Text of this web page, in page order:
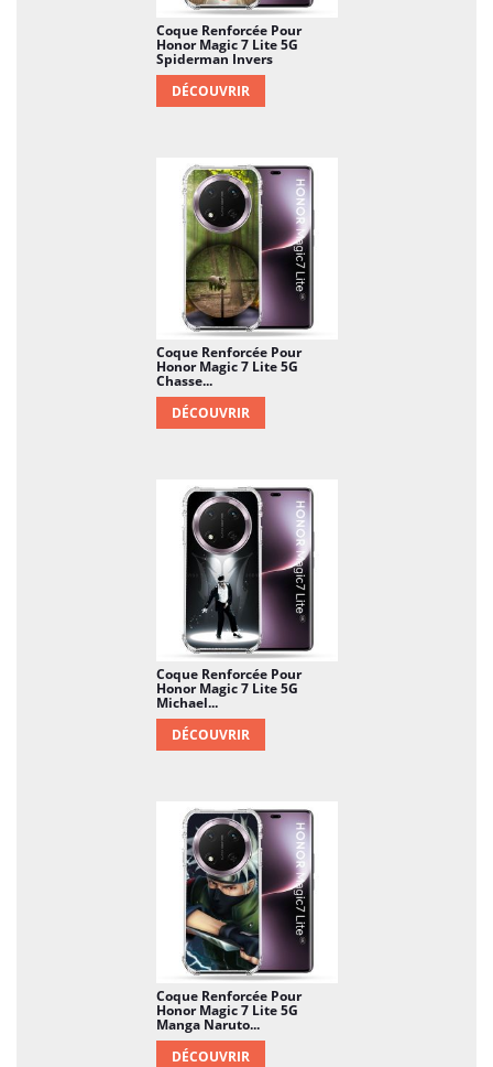
Coque Renforcée Pour
Honor Magic 7 Lite 5G
Spiderman Invers
DÉCOUVRIR
Coque Renforcée Pour
Honor Magic 7 Lite 5G
Chasse...
DÉCOUVRIR
Coque Renforcée Pour
Honor Magic 7 Lite 5G
Michael...
DÉCOUVRIR
Coque Renforcée Pour
Honor Magic 7 Lite 5G
Manga Naruto...
DÉCOUVRIR